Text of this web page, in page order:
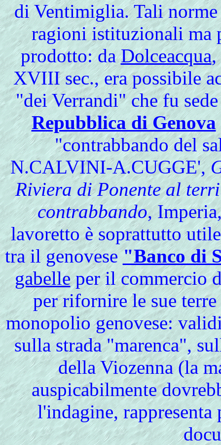
di Ventimiglia. Tali
ragioni istituzionali ma
prodotto: daDolceacqua,
XVIII sec., era possibile
"dei Verrandi" che fu
Repubblica di Genova
"contrabbando del
N.CALVINI-A.CUGGE',
Riviera di Ponente al
contrabbando,
lavoretto è soprattutto
tra il genovese"Banco di
gabelleper il commercio
per rifornire le sue
monopolio genovese:
sulla strada "marenca",
della Viozenna (la
auspicabilmente
l'indagine, rappresenta